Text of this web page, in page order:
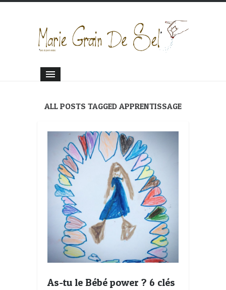
ALL POSTS TAGGED APPRENTISSAGE
As-tu le Bébé power ? 6 clés